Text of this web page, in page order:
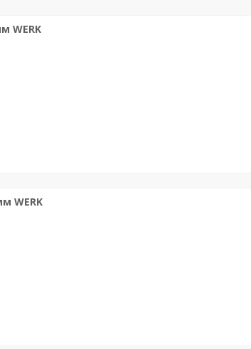
WERK
WERK